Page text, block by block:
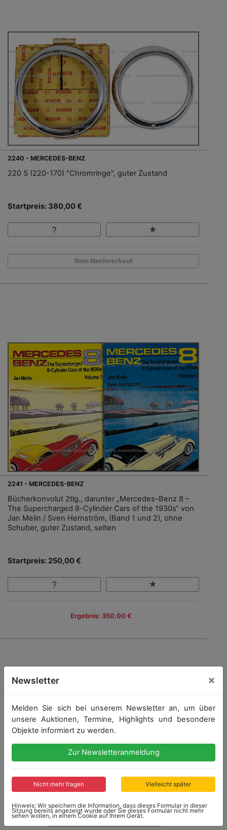
2240 - MERCEDES-BENZ
220 S (220-170) "Chromringe", guter Zustand
Startpreis: 380,00 €
Kein Nachverkauf
2241 - MERCEDES-BENZ
Bücherkonvolut 2tlg., darunter „Mercedes-Benz 8 –
The Supercharged 8-Cylinder Cars of the 1930s“ von
Jan Melin / Sven Hernström, (Band 1 und 2), ohne
Schuber, guter Zustand, selten
Startpreis: 250,00 €
Ergebnis: 350,00 €
Newsletter ×
Melden Sie sich bei unserem Newsletter an, um über
unsere Auktionen, Termine, Highlights und besondere
Objekte informiert zu werden.
Zur Newsletteranmeldung
Nicht mehr fragen Vielleicht später
Hinweis: Wir speichern die Information, dass dieses Formular in dieser
Sitzung bereits angezeigt wurde oder Sie dieses Formular nicht mehr
sehen wollen, in einem Cookie auf Ihrem Gerät.